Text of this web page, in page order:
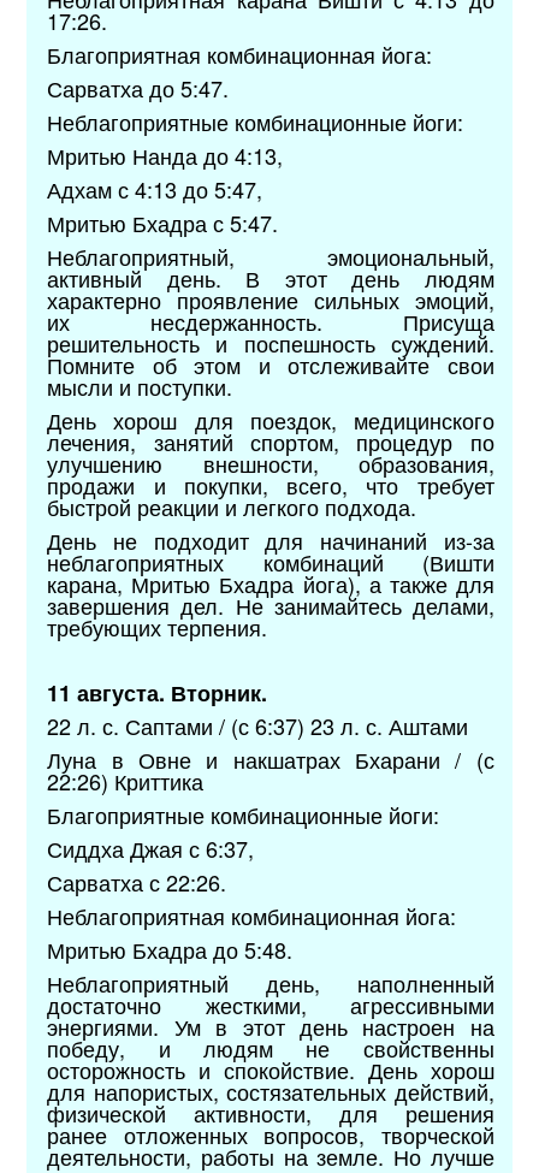
17:26.
Благоприятная комбинационная йога:
Сарватха до 5:47.
Неблагоприятные комбинационные йоги:
Мритью Нанда до 4:13,
Адхам с 4:13 до 5:47,
Мритью Бхадра с 5:47.
Неблагоприятный, эмоциональный,
активный день. В этот день людям
характерно проявление сильных эмоций,
их несдержанность. Присуща
решительность и поспешность суждений.
Помните об этом и отслеживайте свои
мысли и поступки.
День хорош для поездок, медицинского
лечения, занятий спортом, процедур по
улучшению внешности, образования,
продажи и покупки, всего, что требует
быстрой реакции и легкого подхода.
День не подходит для начинаний из-за
неблагоприятных комбинаций (Вишти
карана, Мритью Бхадра йога), а также для
завершения дел. Не занимайтесь делами,
требующих терпения.
11 августа. Вторник.
22 л. с. Саптами / (с 6:37) 23 л. с. Аштами
Луна в Овне и накшатрах Бхарани / (с
22:26) Криттика
Благоприятные комбинационные йоги:
Сиддха Джая с 6:37,
Сарватха с 22:26.
Неблагоприятная комбинационная йога:
Мритью Бхадра до 5:48.
Неблагоприятный день, наполненный
достаточно жесткими, агрессивными
энергиями. Ум в этот день настроен на
победу, и людям не свойственны
осторожность и спокойствие. День хорош
для напористых, состязательных действий,
физической активности, для решения
ранее отложенных вопросов, творческой
деятельности, работы на земле. Но лучше